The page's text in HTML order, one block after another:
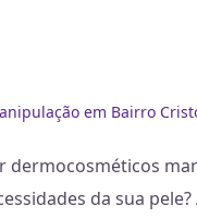
em Bairro
dermocosméticos
da sua